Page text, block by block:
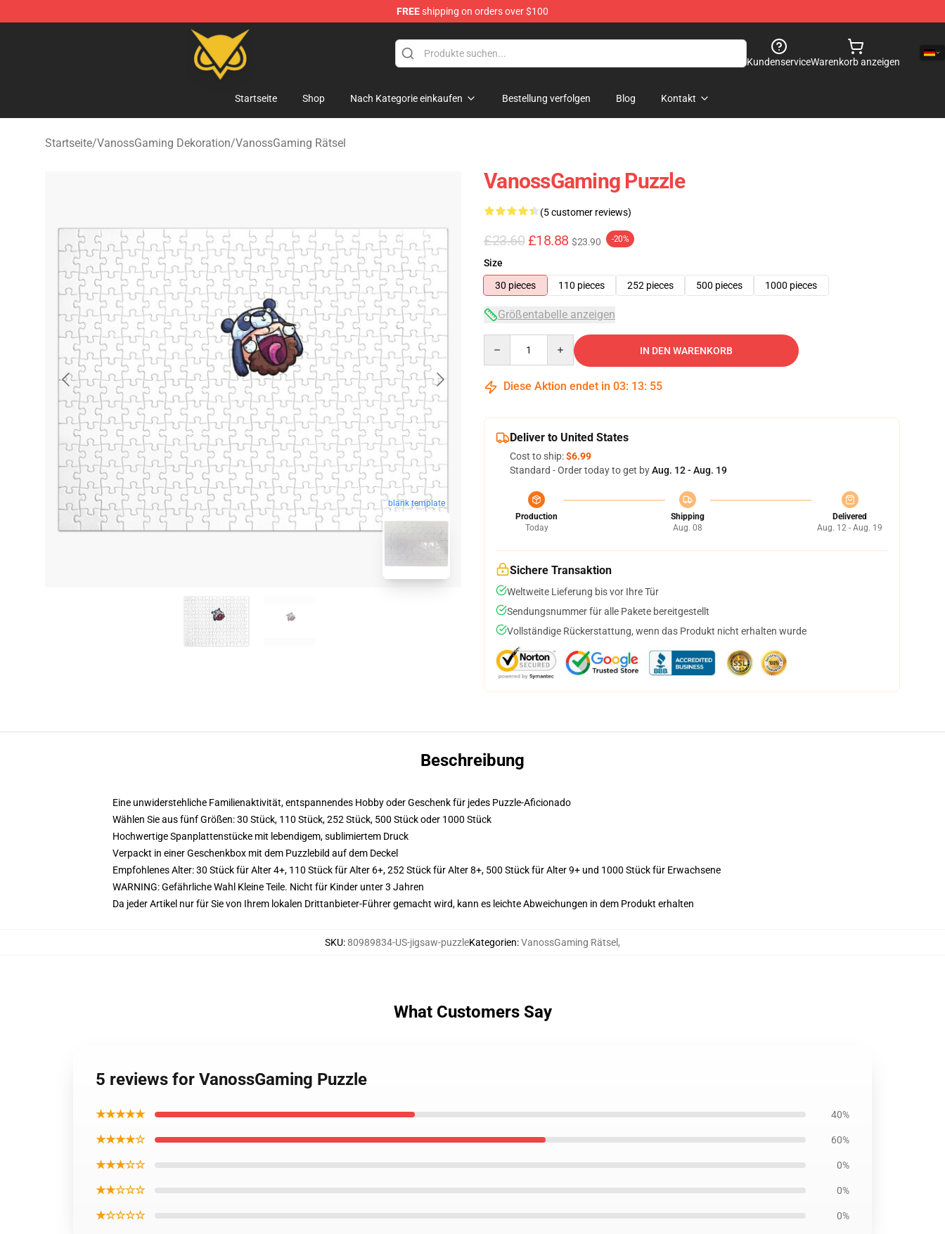
FREEshipping on orders over $100
Vanossgaming Store - Official Vanossgaming Merchandise Shop
KundenserviceWarenkorb anzeigen
Startseite Shop Nach Kategorie einkaufen Bestellung verfolgen Blog Kontakt
Startseite/VanossGaming Dekoration/VanossGaming Rätsel
blank template
VanossGaming Puzzle
(5 customer reviews)
£23.60 £18.88 $23.90 -20%
Size
30 pieces
110 pieces 252 pieces 500 pieces 1000 pieces
Größentabelle anzeigen
IN DEN WARENKORB
Diese Aktion endet in 03: 13: 54
Deliver to United States
Cost to ship:$6.99
Standard - Order today to get byAug. 12 - Aug. 19
Production
Today
Shipping
Aug. 08
Delivered
Aug. 12 - Aug. 19
Sichere Transaktion
Weltweite Lieferung bis vor Ihre Tür
Sendungsnummer für alle Pakete bereitgestellt
Vollständige Rückerstattung, wenn das Produkt nicht erhalten wurde
Beschreibung
Eine unwiderstehliche Familienaktivität, entspannendes Hobby oder Geschenk für jedes Puzzle-Aficionado
Wählen Sie aus fünf Größen: 30 Stück, 110 Stück, 252 Stück, 500 Stück oder 1000 Stück
Hochwertige Spanplattenstücke mit lebendigem, sublimiertem Druck
Verpackt in einer Geschenkbox mit dem Puzzlebild auf dem Deckel
Empfohlenes Alter: 30 Stück für Alter 4+, 110 Stück für Alter 6+, 252 Stück für Alter 8+, 500 Stück für Alter 9+ und 1000 Stück für Erwachsene
WARNING: Gefährliche Wahl Kleine Teile. Nicht für Kinder unter 3 Jahren
Da jeder Artikel nur für Sie von Ihrem lokalen Drittanbieter-Führer gemacht wird, kann es leichte Abweichungen in dem Produkt erhalten
SKU:80989834-US-jigsaw-puzzleKategorien:VanossGaming Rätsel ,
What Customers Say
5 reviews for VanossGaming Puzzle
★★★★★ 40%
★★★★☆ 60%
★★★☆☆ 0%
★★☆☆☆ 0%
★☆☆☆☆ 0%